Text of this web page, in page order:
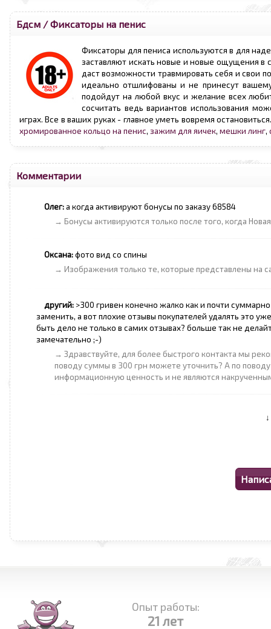
Бдсм /Фиксаторы на пенис
Фиксаторы для пениса используются в для
заставляют искать новые и новые ощущения в
даст возможности травмировать себя и свои
идеально отшлифованы и не принесут
подойдут на любой вкус и желание всех
сосчитать ведь вариантов использования
играх. Все в ваших руках - главное уметь вовремя
хромированное кольцо на пенис, зажим для яичек, мешки линг,
Комментарии
Олег:а когда активируют бонусы по заказу 68584
→ Бонусы активируются только после того, когда
Оксана:фото вид со спины
→ Изображения только те, которые представлены на
другий: >300 гривен конечно жалко как и почти
заменить, а вот плохие отзывы покупателей удалять это
быть дело не только в самих отзывах? больше так не
замечательно ;-)
→ Здравствуйте, для более быстрого контакта мы
поводу суммы в 300 грн можете уточнить? А по
информационную ценность и не являются
↓
Опыт работы:
21 лет